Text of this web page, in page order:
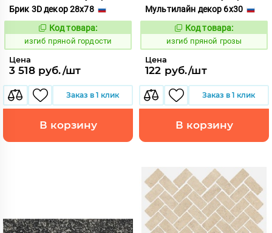
Брик 3D декор 28x78
571768
Код товара:
изгиб пряной гордости
Цена
3 518 руб./шт
Заказ в 1 клик
В корзину
Мультилайн декор 6x30
571769
Код товара:
изгиб пряной грозы
Цена
122 руб./шт
Заказ в 1 клик
В корзину